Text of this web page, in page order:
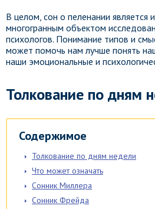
В целом, сон о пеленании является
многогранным объектом
психологов. Понимание типов и
может помочь нам лучше понять
наши эмоциональные и
Толкование по дням
Содержимое
Толкование по дням недели
Что может означать
Сонник Миллера
Сонник Фрейда